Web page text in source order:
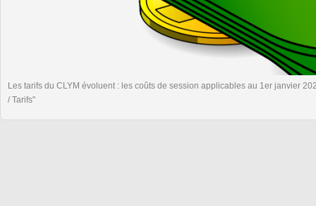
Les tarifs du CLYM évoluent : les coûts de session applicables au 1er janvier
/ Tarifs"